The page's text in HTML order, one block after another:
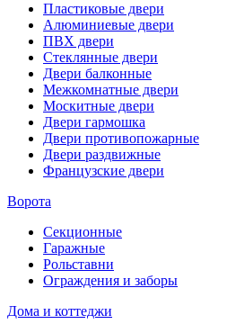
Пластиковые двери
Алюминиевые двери
ПВХ двери
Стеклянные двери
Двери балконные
Межкомнатные двери
Москитные двери
Двери гармошка
Двери противопожарные
Двери раздвижные
Французские двери
Ворота
Секционные
Гаражные
Рольставни
Ограждения и заборы
Дома и коттеджи